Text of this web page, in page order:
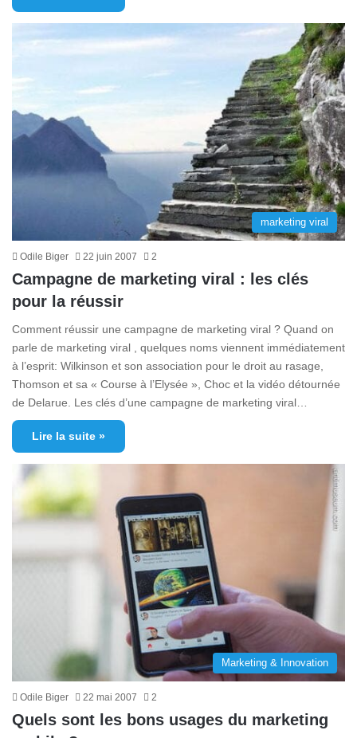
marketing viral
Odile Biger 22 juin 2007 2
Campagne de marketing viral : les clés
pour la réussir
Comment réussir une campagne de marketing viral ? Quand on
parle de marketing viral , quelques noms viennent immédiatement
à l’esprit: Wilkinson et son association pour le droit au rasage,
Thomson et sa « Course à l’Elysée », Choc et la vidéo détournée
de Delarue. Les clés d’une campagne de marketing viral…
Lire la suite »
Marketing & Innovation
Odile Biger 22 mai 2007 2
Quels sont les bons usages du marketing